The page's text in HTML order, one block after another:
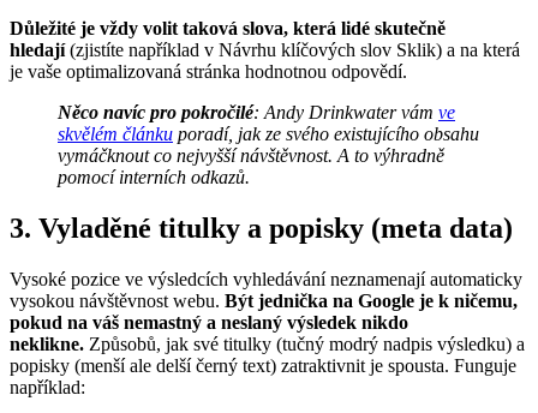
Důležité je vždy volit taková slova, která lidé skutečně
hledají(zjistíte například v Návrhu klíčových slov Sklik) a na která
je vaše optimalizovaná stránka hodnotnou odpovědí.
Něco navíc pro pokročilé: Andy Drinkwater vám ve
skvělém článku poradí, jak ze svého existujícího obsahu
vymáčknout co nejvyšší návštěvnost. A to výhradně
pomocí interních odkazů.
3. Vyladěné titulky a popisky (meta data)
Vysoké pozice ve výsledcích vyhledávání neznamenají automaticky
vysokou návštěvnost webu. Být jednička na Google je k ničemu,
pokud na váš nemastný a neslaný výsledek nikdo
neklikne. Způsobů, jak své titulky (tučný modrý nadpis výsledku) a
popisky (menší ale delší černý text) zatraktivnit je spousta. Funguje
například: